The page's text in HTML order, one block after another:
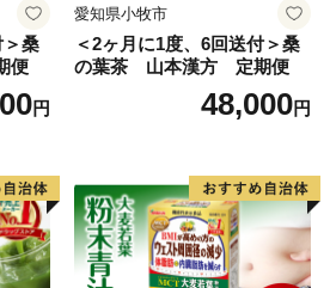
＞桑
便
円
愛知県小牧市
＜2ヶ月に1度、6回送付＞桑
の葉茶 山本漢方 定期便
48,000円